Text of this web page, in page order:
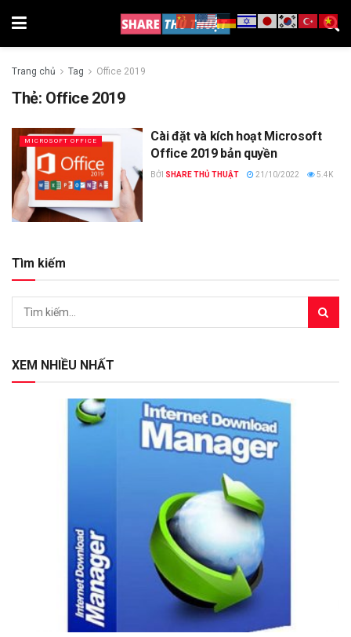
Trang chủ Tag Office 2019
Thẻ: Office 2019
MICROSOFT OFFICE
Cài đặt và kích hoạt Microsoft
Office 2019 bản quyền
BỞI SHARE THỦ THUẬT 21/10/2022 5.4K
Tìm kiếm
XEM NHIỀU NHẤT